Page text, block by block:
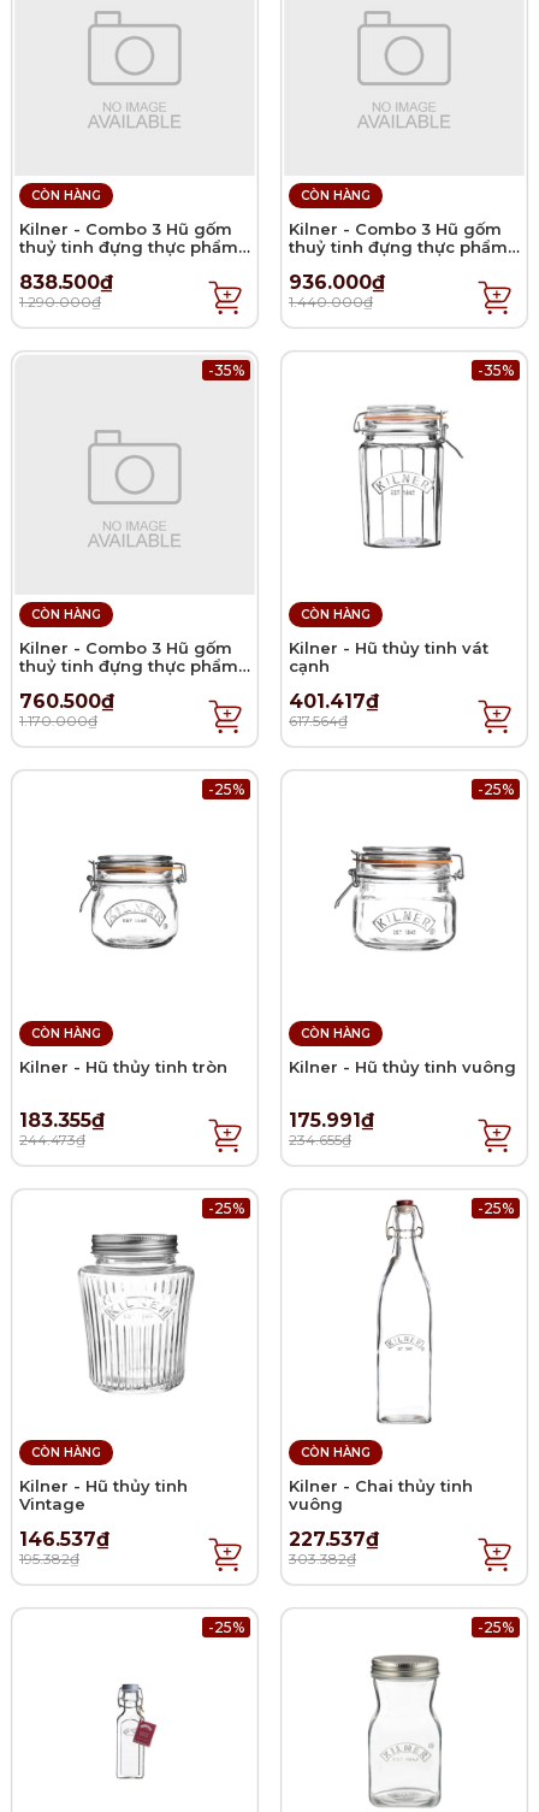
CÒN HÀNG
Kilner - Combo 3 Hũ gốm
thuỷ tinh đựng thực phẩm -
838.500₫
1.290.000₫
CÒN HÀNG
Kilner - Combo 3 Hũ gốm
thuỷ tinh đựng thực phẩm -
936.000₫
1.440.000₫
-35%
CÒN HÀNG
Kilner - Combo 3 Hũ gốm
thuỷ tinh đựng thực phẩm -
760.500₫
1.170.000₫
-35%
CÒN HÀNG
Kilner - Hũ thủy tinh vát
cạnh
401.417₫
617.564₫
-25%
CÒN HÀNG
Kilner - Hũ thủy tinh tròn
183.355₫
244.473₫
-25%
CÒN HÀNG
Kilner - Hũ thủy tinh vuông
175.991₫
234.655₫
-25%
CÒN HÀNG
Kilner - Hũ thủy tinh
Vintage
146.537₫
195.382₫
-25%
CÒN HÀNG
Kilner - Chai thủy tinh
vuông
227.537₫
303.382₫
-25% -25%